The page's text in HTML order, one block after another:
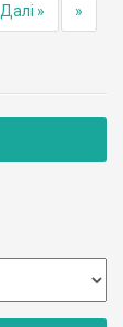
Далі » »